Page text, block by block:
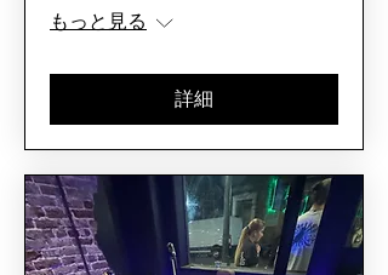
もっと見る
詳細